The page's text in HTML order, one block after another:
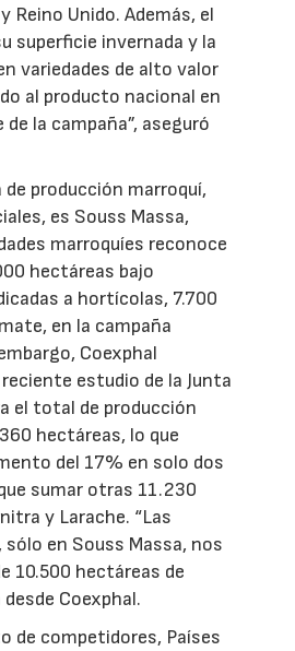
Reino Unido. Además, el
superficie invernada y la
variedades de alto valor
al producto nacional en
la campaña”, aseguró
de producción marroquí,
es Souss Massa,
marroquíes reconoce
hectáreas bajo
a hortícolas, 7.700
en la campaña
Coexphal
estudio de la Junta
el total de producción
hectáreas, lo que
del 17% en solo dos
sumar otras 11.230
y Larache. “Las
en Souss Massa, nos
10.500 hectáreas de
Coexphal.
de competidores, Países